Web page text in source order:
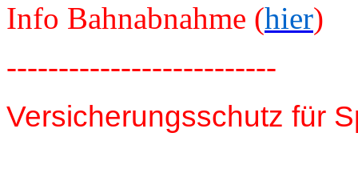
Info Bahnabnahme (hier)
--------------------------
Versicherungsschutz für